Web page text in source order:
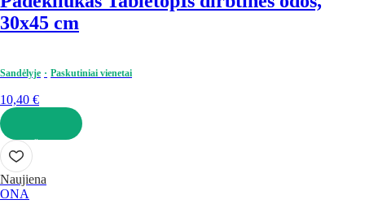
30x45 cm
Sandėlyje Paskutiniai vienetai
10,40 €
Į KREPŠELĮ
Naujiena
ONA